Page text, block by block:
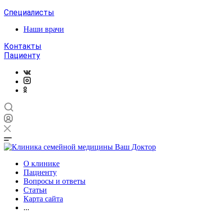
Специалисты
Наши врачи
Контакты
Пациенту
О клинике
Пациенту
Вопросы и ответы
Статьи
Карта сайта
...